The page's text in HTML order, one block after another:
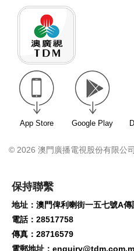
App Store Google Play
© 2026 澳門廣播電視股份有限公
保持聯繫
地址：澳門俾利喇街一五七號A
電話：28517758
傳真：28716579
電郵地址：